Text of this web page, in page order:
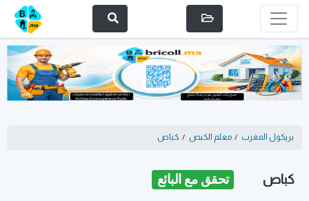
بريكول المغرب / معلم الكبص / كباص
كباص تحقق مع البائع